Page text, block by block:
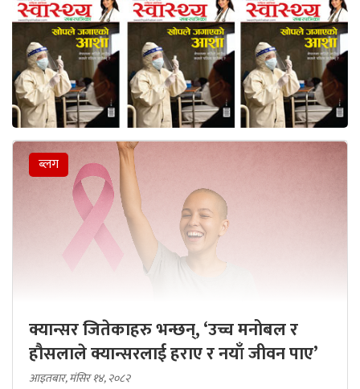
ब्लग
क्यान्सर जितेकाहरु भन्छन्, ‘उच्च मनोबल र
हौसलाले क्यान्सरलाई हराए र नयाँ जीवन पाए’
आइतबार, मंसिर १४, २०८२